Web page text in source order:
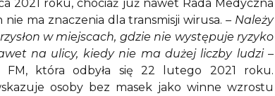
2021 roku, chociaż już nawet Rada Medyczna
ma znaczenia dla transmisji wirusa.– Należy
w miejscach, gdzie nie występuje ryzyko
na ulicy, kiedy nie ma dużej liczby ludzi –
która odbyła się 22 lutego 2021 roku.
osoby bez masek jako winne wzrostu